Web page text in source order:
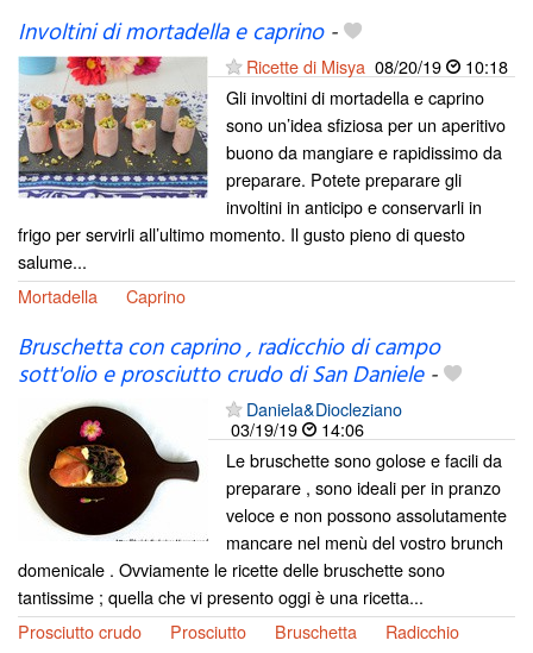
Involtini di mortadella e caprino-
Ricette di Misya 08/20/19
10:18
Gli involtini di mortadella e caprino
sono un’idea sfiziosa per un aperitivo
buono da mangiare e rapidissimo da
preparare. Potete preparare gli
involtini in anticipo e conservarli in
frigo per servirli all’ultimo momento. Il gusto pieno di questo
salume...
Mortadella
Caprino
Bruschetta con caprino , radicchio di campo
sott'olio e prosciutto crudo di San Daniele-
Daniela&Diocleziano
03/19/19
14:06
Le bruschette sono golose e facili da
preparare , sono ideali per in pranzo
veloce e non possono assolutamente
mancare nel menù del vostro brunch
domenicale . Ovviamente le ricette delle bruschette sono
tantissime ; quella che vi presento oggi è una ricetta...
Prosciutto crudo
Prosciutto Bruschetta
Radicchio